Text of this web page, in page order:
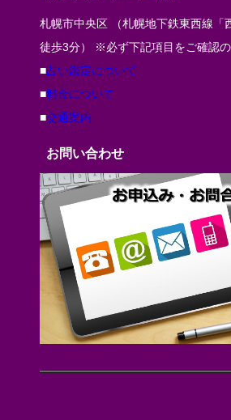
札幌市中央区 （札幌地下鉄東西線「
徒歩3分） ※必ず下記項目をご確認
■占い鑑定について
■料金について
■交通案内
お問い合わせ